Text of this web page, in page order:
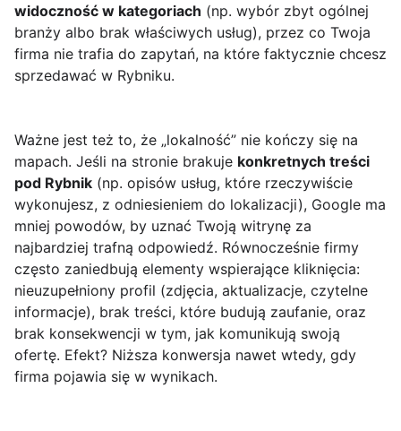
widoczność w kategoriach (np. wybór zbyt ogólnej
branży albo brak właściwych usług), przez co Twoja
firma nie trafia do zapytań, na które faktycznie chcesz
sprzedawać w Rybniku.
Ważne jest też to, że „lokalność” nie kończy się na
mapach. Jeśli na stronie brakuje konkretnych treści
pod Rybnik (np. opisów usług, które rzeczywiście
wykonujesz, z odniesieniem do lokalizacji), Google ma
mniej powodów, by uznać Twoją witrynę za
najbardziej trafną odpowiedź. Równocześnie firmy
często zaniedbują elementy wspierające kliknięcia:
nieuzupełniony profil (zdjęcia, aktualizacje, czytelne
informacje), brak treści, które budują zaufanie, oraz
brak konsekwencji w tym, jak komunikują swoją
ofertę. Efekt? Niższa konwersja nawet wtedy, gdy
firma pojawia się w wynikach.